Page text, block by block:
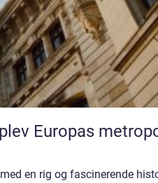
Europas
en rig og fascinerende